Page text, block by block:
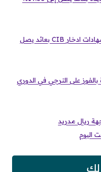
خيارات صرف يومية وشهرية لشهادات ادخار CIB بعائد يصل
على الترجي في الدوري
ريال مدريد
اليوم
لك